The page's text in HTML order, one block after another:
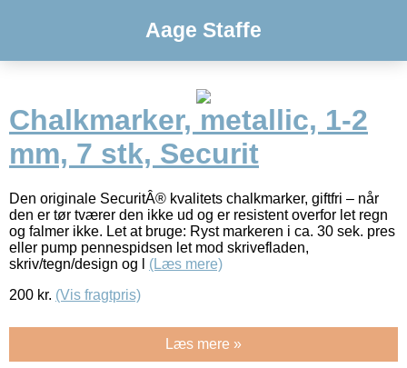
Aage Staffe
Chalkmarker, metallic, 1-2
mm, 7 stk, Securit
Den originale SecuritÂ® kvalitets chalkmarker, giftfri – når
den er tør tværer den ikke ud og er resistent overfor let regn
og falmer ikke. Let at bruge: Ryst markeren i ca. 30 sek. pres
eller pump pennespidsen let mod skrivefladen,
skriv/tegn/design og l (Læs mere)
200 kr. (Vis fragtpris)
Læs mere »